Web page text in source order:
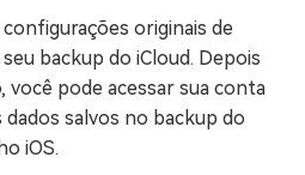
originais de
backup do iCloud. Depois
você pode acessar sua conta
salvos no backup do
iOS.